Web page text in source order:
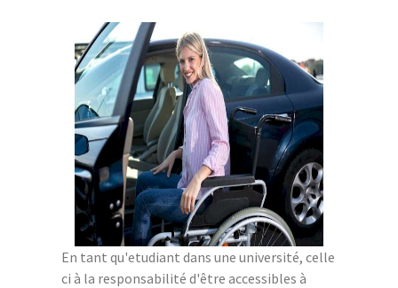
En tant qu'etudiant dans une université, celle
ci à la responsabilité d'être accessibles à